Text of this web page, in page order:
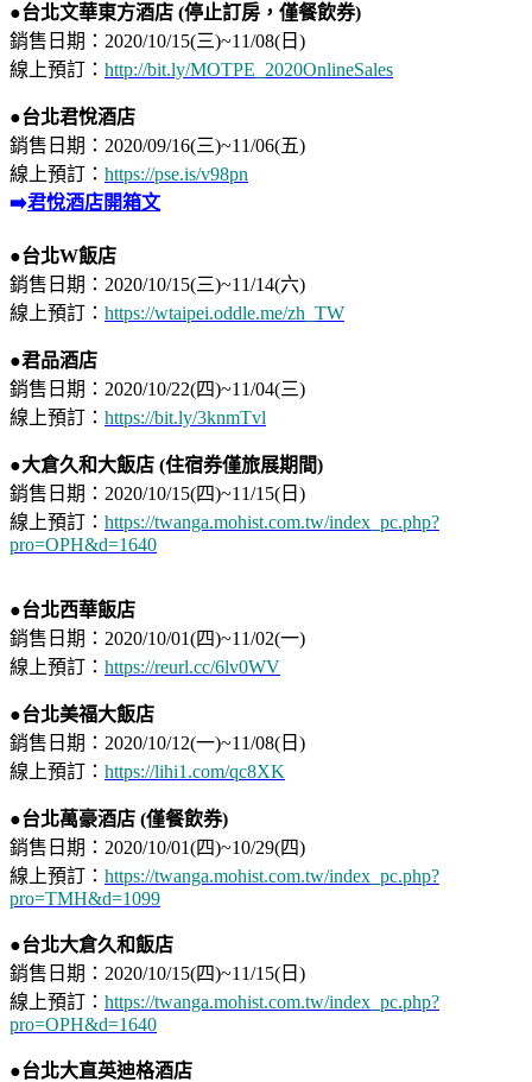
●台北文華東方酒店 (停止訂房，僅餐飲券)
銷售日期：2020/10/15(三)~11/08(日)⁣
​⁣線上預訂： http://bit.ly/MOTPE_2020OnlineSales
●台北君悅酒店
銷售日期：2020/09/16(三)~11/06(五)
線上預訂： https://pse.is/v98pn
➡️君悅酒店開箱文
●台北W飯店
銷售日期：2020/10/15(三)~11/14(六)
線上預訂： https://wtaipei.oddle.me/zh_TW
●君品酒店
銷售日期：2020/10/22(四)~11/04(三)⁣
線上預訂： https://bit.ly/3knmTvl
●大倉久和大飯店 (住宿券僅旅展期間)
銷售日期：2020/10/15(四)~11/15(日)⁣
線上預訂： https://twanga.mohist.com.tw/index_pc.php?
pro=OPH&d=1640
●台北西華飯店
銷售日期：2020/10/01(四)~11/02(一)⁣
線上預訂： https://reurl.cc/6lv0WV
●台北美福大飯店
銷售日期：2020/10/12(一)~11/08(日)⁣
線上預訂： https://lihi1.com/qc8XK
●台北萬豪酒店 (僅餐飲券)
銷售日期：2020/10/01(四)~10/29(四)⁣
線上預訂： https://twanga.mohist.com.tw/index_pc.php?
pro=TMH&d=1099
●台北大倉久和飯店
銷售日期：2020/10/15(四)~11/15(日)⁣
線上預訂： https://twanga.mohist.com.tw/index_pc.php?
pro=OPH&d=1640
●台北大直英迪格酒店